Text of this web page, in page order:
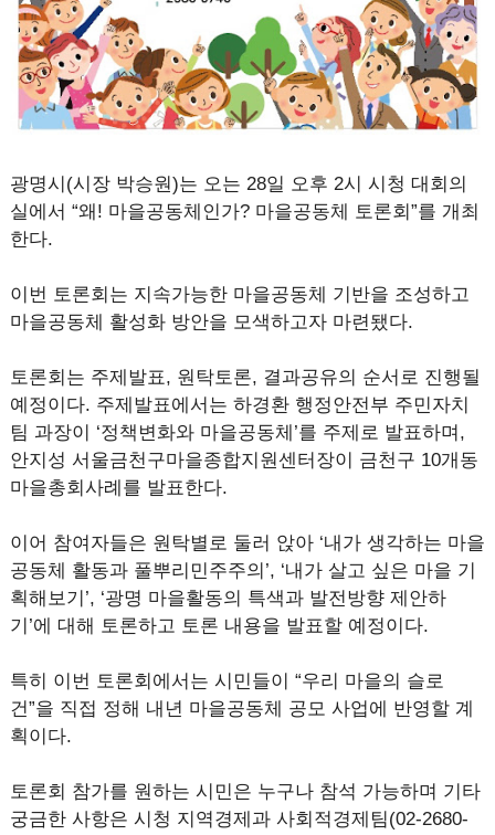
광명시(시장 박승원)는 오는 28일 오후 2시 시청 대회의
실에서 “왜! 마을공동체인가? 마을공동체 토론회”를 개최
한다.
이번 토론회는 지속가능한 마을공동체 기반을 조성하고
마을공동체 활성화 방안을 모색하고자 마련됐다.
토론회는 주제발표, 원탁토론, 결과공유의 순서로 진행될
예정이다. 주제발표에서는 하경환 행정안전부 주민자치
팀 과장이 ‘정책변화와 마을공동체’를 주제로 발표하며,
안지성 서울금천구마을종합지원센터장이 금천구 10개동
마을총회사례를 발표한다.
이어 참여자들은 원탁별로 둘러 앉아 ‘내가 생각하는 마을
공동체 활동과 풀뿌리민주주의’, ‘내가 살고 싶은 마을 기
획해보기’, ‘광명 마을활동의 특색과 발전방향 제안하
기’에 대해 토론하고 토론 내용을 발표할 예정이다.
특히 이번 토론회에서는 시민들이 “우리 마을의 슬로
건”을 직접 정해 내년 마을공동체 공모 사업에 반영할 계
획이다.
토론회 참가를 원하는 시민은 누구나 참석 가능하며 기타
궁금한 사항은 시청 지역경제과 사회적경제팀(02-2680-